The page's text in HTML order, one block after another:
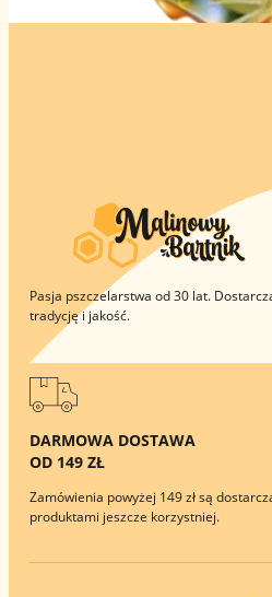
Pasja pszczelarstwa od 30 lat.
tradycję i jakość.
DARMOWA DOSTAWA
OD 149 ZŁ
Zamówienia powyżej 149 zł są
produktami jeszcze korzystniej.